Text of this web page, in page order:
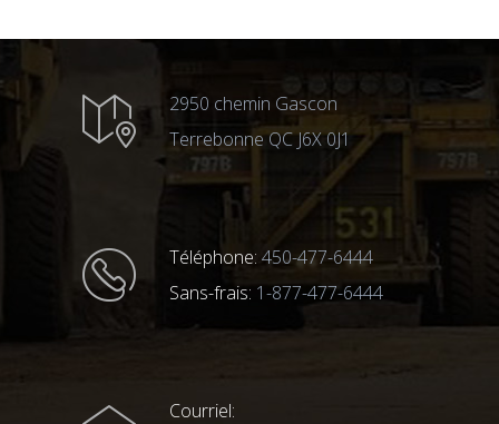
2950 chemin Gascon
Terrebonne QC J6X 0J1
Téléphone: 450-477-6444
Sans-frais: 1-877-477-6444
Courriel: